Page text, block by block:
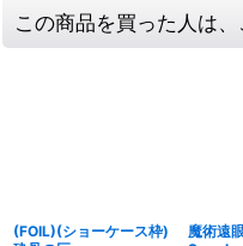
この商品を買った人は
(FOIL)(ショーケース枠)
魔術遠